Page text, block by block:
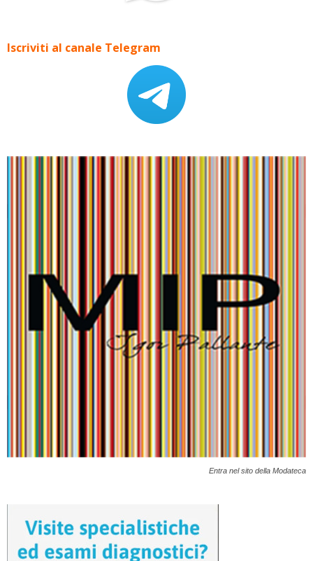
Iscriviti al canale Telegram
Entra nel sito della Modateca